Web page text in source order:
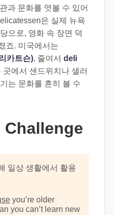
과 문화를 엿볼 수 있어
은 실제 뉴욕
으로, 영화 속 장면 덕
죠. 미국에서는
카트슨), 줄여서 deli
곳에서 샌드위치나 샐러
는 문화를 흔히 볼 수
Challenge
일상 생활에서 활용
you’re older
you can’t learn new